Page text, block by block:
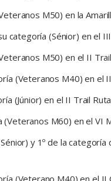
M50) en la
categoría (Sénior) en el
M50) en el II
(Veteranos M40) en el
(Júnior) en el II Trail
M60) en el VI
y 1º de la
(Veterano M40) en el